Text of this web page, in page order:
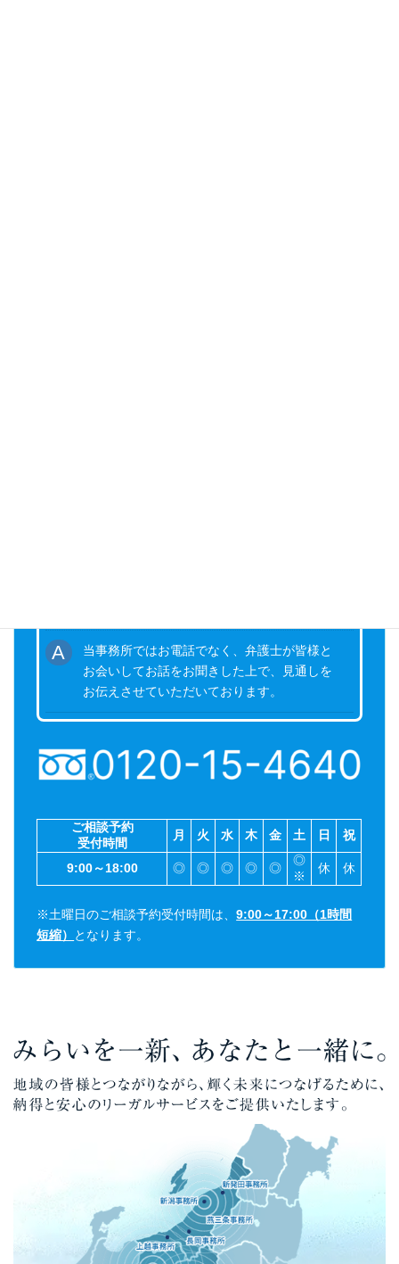
当事務所ではお電話でなく、弁護士が皆様と
お会いしてお話をお聞きした上で、見通しを
お伝えさせていただいております。
ご相談予約
受付時間
月 火 水 木 金 土 日 祝
9:00～18:00 ◎ ◎ ◎ ◎ ◎
◎
※
休 休
※土曜日のご相談予約受付時間は、9:00～17:00（1時間
短縮）
となります。